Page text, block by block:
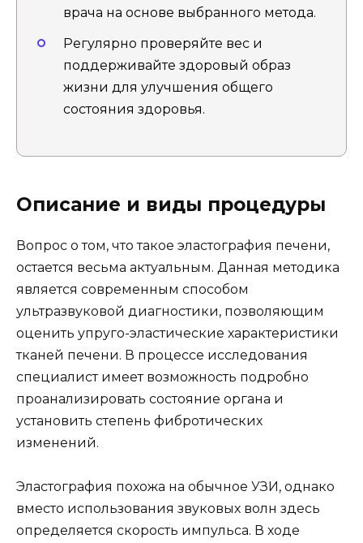
врача на основе выбранного метода.
Регулярно проверяйте вес и
поддерживайте здоровый образ
жизни для улучшения общего
состояния здоровья.
Описание и виды процедуры
Вопрос о том, что такое эластография печени,
остается весьма актуальным. Данная методика
является современным способом
ультразвуковой диагностики, позволяющим
оценить упруго-эластические характеристики
тканей печени. В процессе исследования
специалист имеет возможность подробно
проанализировать состояние органа и
установить степень фибротических
изменений.
Эластография похожа на обычное УЗИ, однако
вместо использования звуковых волн здесь
определяется скорость импульса. В ходе